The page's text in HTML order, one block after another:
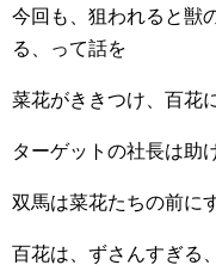
今回も、狙われると獣
る、って話を
菜花がききつけ、百花
ターゲットの社長は助
双馬は菜花たちの前に
百花は、ずさんすぎる